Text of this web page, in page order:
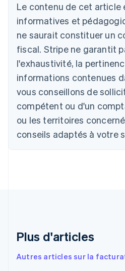
Le contenu de cet article
informatives et
ne saurait constituer un
fiscal. Stripe ne garantit
l'exhaustivité, la
informations contenues
vous conseillons de
compétent ou d'un
ou les territoires
conseils adaptés à votre
Plus d'articles
Autres articles sur la
Autriche
DeutschEnglish
Belgique
Nederlands FrançaisDeutsch
Brésil
PortuguêsEnglish
English
Canada
English Français
Chine continentale
简体中文English
Chypre
Croatie
Estonie
États-Unis